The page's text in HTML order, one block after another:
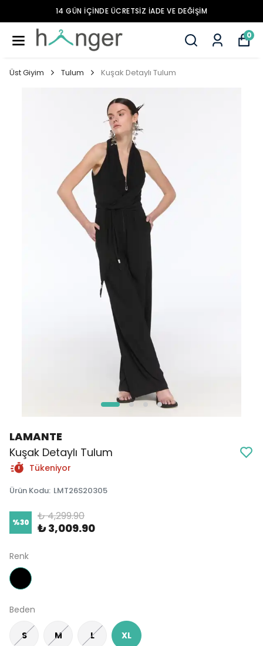
14 GÜN İÇİNDE ÜCRETSİZ İADE VE DEĞİŞİM
0
Üst Giyim Tulum Kuşak Detaylı Tulum
LAMANTE
Kuşak Detaylı Tulum
Tükeniyor
Ürün Kodu: LMT26S20305
%30 ₺ 4,299.90
₺ 3,009.90
Renk
Beden
S M L XL